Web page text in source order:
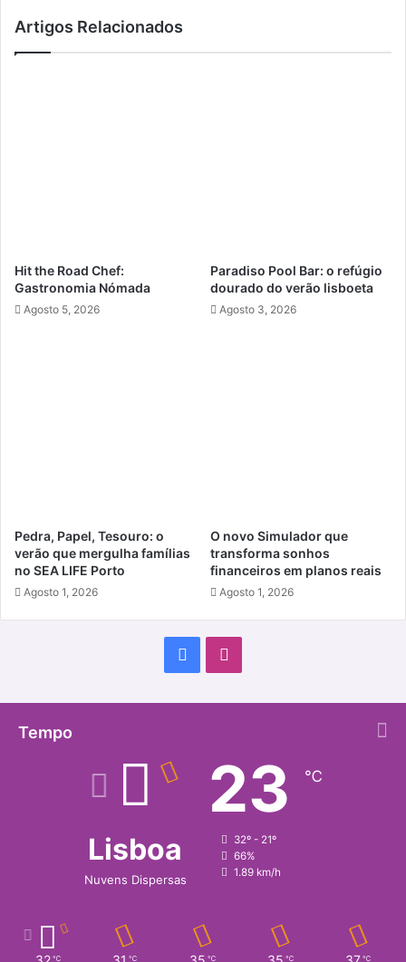
Artigos Relacionados
Hit the Road Chef:
Gastronomia Nómada
Agosto 5, 2026
Paradiso Pool Bar: o refúgio
dourado do verão lisboeta
Agosto 3, 2026
Pedra, Papel, Tesouro: o
verão que mergulha famílias
no SEA LIFE Porto
Agosto 1, 2026
O novo Simulador que
transforma sonhos
financeiros em planos reais
Agosto 1, 2026
Facebook
Tempo
Lisboa
Nuvens Dispersas
23 ℃
32º - 21º
66%
1.89 km/h
℃ ℃ ℃ ℃ ℃